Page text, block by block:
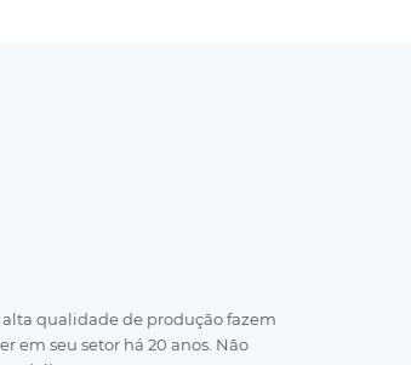
qualidade de produção fazem
em seu setor há 20 anos. Não